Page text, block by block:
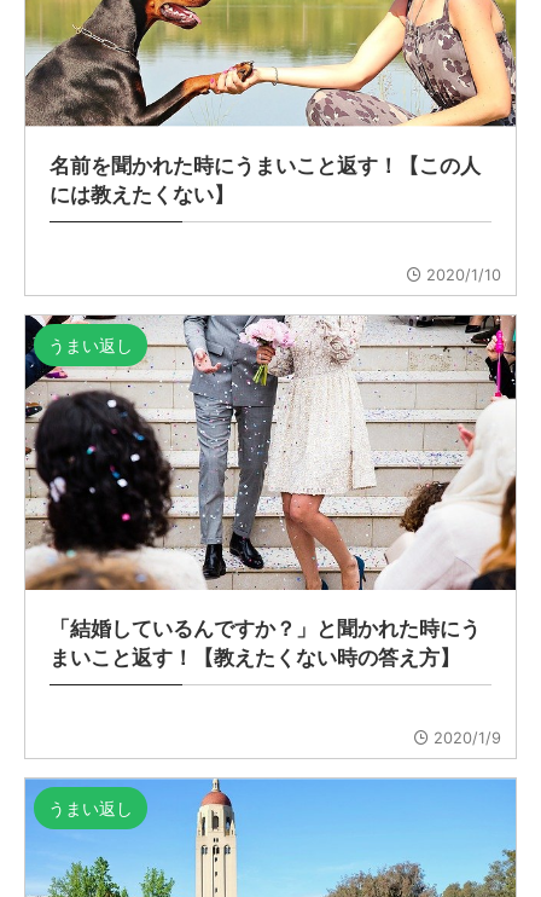
名前を聞かれた時にうまいこと返す！【この人
には教えたくない】
2020/1/10
うまい返し
「結婚しているんですか？」と聞かれた時にう
まいこと返す！【教えたくない時の答え方】
2020/1/9
うまい返し